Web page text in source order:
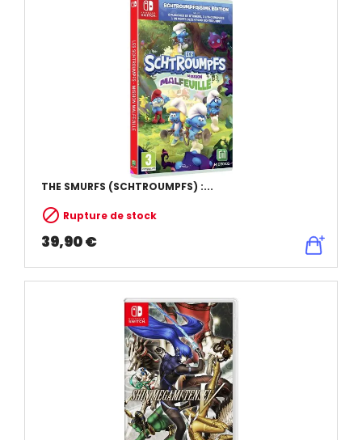
THE SMURFS (SCHTROUMPFS) :...
 Rupture de stock
39,90 €